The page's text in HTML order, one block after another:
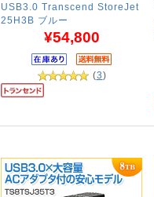
USB3.0 Transcend StoreJet
25H3B ブルー
¥54,800
(3)